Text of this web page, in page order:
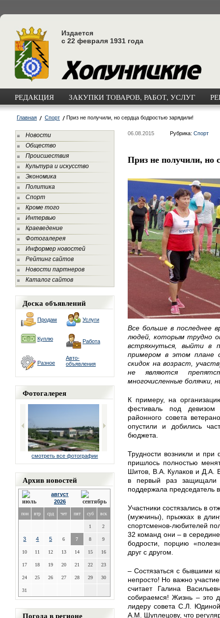
Издается
с 22 февраля 1931 года
РЕДАКЦИЯ ЗАКУПКИ ТОВАРОВ, РАБОТ, УСЛУГ
Главная Спорт Приз не получили, но сердца бодростью зарядили!
Новости
Общество
Происшествия
Культура и искусство
Экономика
Политика
Спорт
Кроме того
Интервью
Краеведение
Фотогалерея
Информер новостей
Рейтинг сайтов
Новости партнеров
Каталог сайтов
Доска объявлений
Продам Услуги
Куплю Работа
Разное
Авто-
объявления
Фотогалерея
смотреть все фотографии
Архив новостей
август
2026
пон втр срд чет пят суб вск
1 2
3 4 5 6 7 8 9
10 11 12 13 14 15 16
17 18 19 20 21 22 23
24 25 26 27 28 29 30
31
Погода в регионе
06.08.2015 Рубрика: Спорт
Приз не получили, но
Все больше в последнее
людей, которым трудно
встряхнуться, выйти в
примером в этом плане
скидок на возраст,
не являются
многочисленные болячки,
К примеру, на
фестиваль под
районного совета
опустили и добились
бюджета.
Трудности возникли и
пришлось полностью
Шитов, В.А. Кулаков и Д.А.
в первый раз
поддержала председатель
Участники состязались в
(мужчины), прыжках в
спортсменов-любителей
32 команд они – в
бодрости, порцию
друг с другом.
– Состязаться с бывшими
непросто! Но важно
считает Галина
собираемся! Жизнь – это
лидеру совета С.Л.
А.М. Шуплецову, что